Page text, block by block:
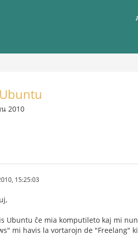
2010
15:25:03
Ubuntu ĉe mia komputileto kaj mi
mi havis la vortarojn de "Freelang"